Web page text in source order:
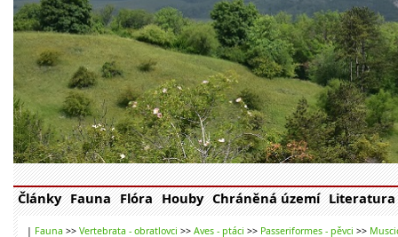
Články Fauna Flóra Houby Chráněná území Literatura
| Fauna >> Vertebrata - obratlovci >> Aves - ptáci >> Passeriformes - pěvci >>